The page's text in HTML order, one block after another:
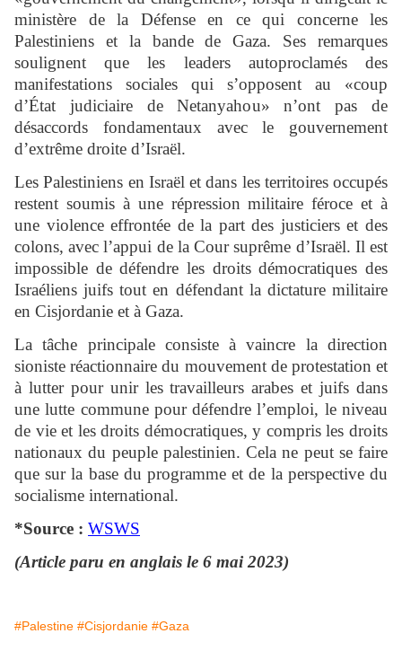
ministère de la Défense en ce qui concerne les
Palestiniens et la bande de Gaza. Ses remarques
soulignent que les leaders autoproclamés des
manifestations sociales qui s’opposent au «coup
d’État judiciaire de Netanyahou» n’ont pas de
désaccords fondamentaux avec le gouvernement
d’extrême droite d’Israël.
Les Palestiniens en Israël et dans les territoires occupés
restent soumis à une répression militaire féroce et à
une violence effrontée de la part des justiciers et des
colons, avec l’appui de la Cour suprême d’Israël. Il est
impossible de défendre les droits démocratiques des
Israéliens juifs tout en défendant la dictature militaire
en Cisjordanie et à Gaza.
La tâche principale consiste à vaincre la direction
sioniste réactionnaire du mouvement de protestation et
à lutter pour unir les travailleurs arabes et juifs dans
une lutte commune pour défendre l’emploi, le niveau
de vie et les droits démocratiques, y compris les droits
nationaux du peuple palestinien. Cela ne peut se faire
que sur la base du programme et de la perspective du
socialisme international.
*Source : WSWS
(Article paru en anglais le 6 mai 2023)
#Palestine #Cisjordanie #Gaza